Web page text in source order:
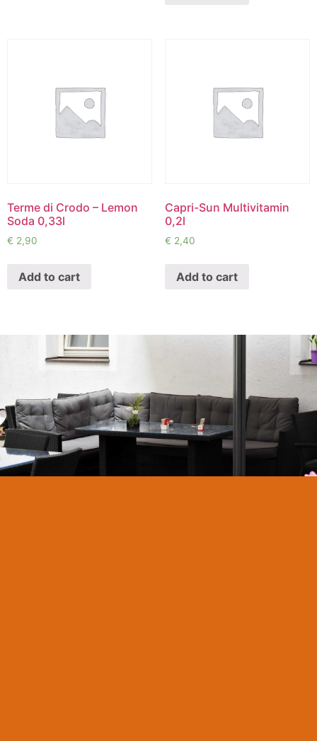
Terme di Crodo – Lemon
Soda 0,33l
€ 2,90
Add to cart
Capri-Sun Multivitamin
0,2l
€ 2,40
Add to cart